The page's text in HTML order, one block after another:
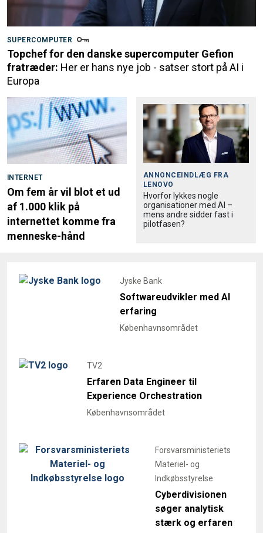
SUPERCOMPUTER
Topchef for den danske supercomputer Gefion
fratræder: Her er hans nye job - satser stort på AI i
Europa
INTERNET
Om fem år vil blot et ud
af 1.000 klik på
internettet komme fra
menneske-hånd
ANNONCEINDLÆG FRA
LENOVO
Hvorfor lykkes nogle
organisationer med AI –
mens andre sidder fast i
pilotfasen?
Jyske Bank
Softwareudvikler med AI
erfaring
Københavnsområdet
TV2
Erfaren Data Engineer til
Experience Orchestration
Københavnsområdet
Forsvarsministeriets
Materiel- og
Indkøbsstyrelse
Cyberdivisionen
søger analytisk
stærk og erfaren